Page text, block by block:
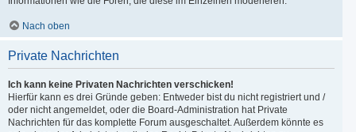
Nach oben
Private Nachrichten
Ich kann keine Privaten Nachrichten verschicken!
Hierfür kann es drei Gründe geben: Entweder bist du nicht registriert und /
oder nicht angemeldet, oder die Board-Administration hat Private
Nachrichten für das komplette Forum ausgeschaltet. Außerdem könnte es